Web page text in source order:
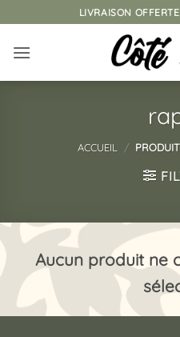
au
contenu
LIVRAISON
ACCUEIL /
Aucun produit ne